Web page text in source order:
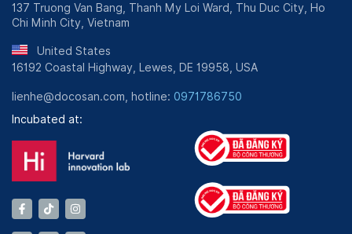
137 Truong Van Bang, Thanh My Loi Ward, Thu Duc City, Ho
Chi Minh City, Vietnam
United States
16192 Coastal Highway, Lewes, DE 19958, USA
lienhe@docosan.com, hotline: 0971786750
Incubated at: